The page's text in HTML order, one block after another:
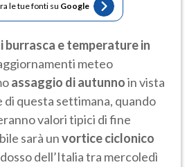
le tue fonti su Google
e temperature in
meteo
assaggio di autunnoin vista
di questa settimana, quando
valori tipici di fine
sarà unvortice ciclonico
dell’Italia tra mercoledì